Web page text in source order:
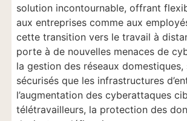
solution incontournable, offrant
aux entreprises comme aux
cette transition vers le travail à
porte à de nouvelles menaces de
la gestion des réseaux
sécurisés que les infrastructures
l’augmentation des cyberattaques
télétravailleurs, la protection des